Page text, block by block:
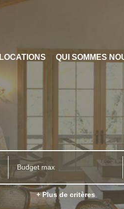
LOCATIONS QUI SOMMES
+ Plus de critères